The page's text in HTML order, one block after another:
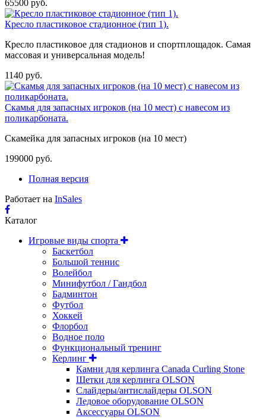
65500 руб.
Кресло пластиковое стадионное (тип 1).
Кресло пластиковое для стадионов и спортплощадок. Самая
массовая и универсальная модель!
1140 руб.
Скамья для запасных игроков (на 10 мест) с навесом из
поликарбоната.
Скамейка для запасных игроков (на 10 мест)
199000 руб.
Полная версия
Работает на InSales
Каталог
Игровые виды спорта
Баскетбол
Большой теннис
Волейбол
Минифутбол / Гандбол
Бадминтон
Футбол
Хоккей
Флорбол
Водное поло
Функциональный тренинг
Керлинг
Камни для керлинга Canada Curling Stone
Щетки для керлинга OLSON
Слайдеры/антислайдеры OLSON
Ледовое оборудование OLSON
Аксессуары OLSON